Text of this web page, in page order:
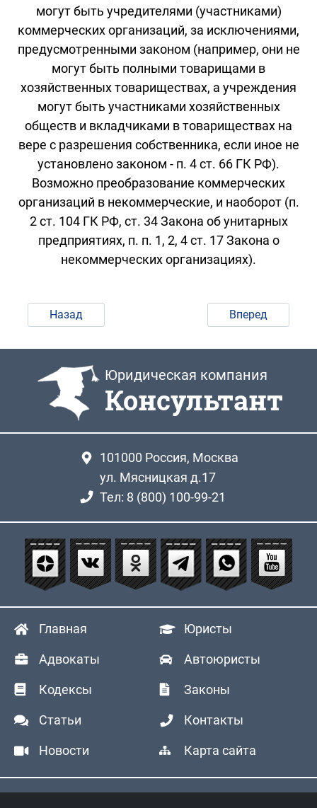
могут быть учредителями (участниками)
коммерческих организаций, за исключениями,
предусмотренными законом (например, они не
могут быть полными товарищами в
хозяйственных товариществах, а учреждения
могут быть участниками хозяйственных
обществ и вкладчиками в товариществах на
вере с разрешения собственника, если иное не
установлено законом - п. 4 ст. 66 ГК РФ).
Возможно преобразование коммерческих
организаций в некоммерческие, и наоборот (п.
2 ст. 104 ГК РФ, ст. 34 Закона об унитарных
предприятиях, п. п. 1, 2, 4 ст. 17 Закона о
некоммерческих организациях).
Назад Вперед
Юридическая компания
Консультант
101000 Россия, Москва
ул. Мясницкая д.17
Тел: 8 (800) 100-99-21
Главная Юристы
Адвокаты Автоюристы
Кодексы Законы
Статьи Контакты
Новости Карта сайта